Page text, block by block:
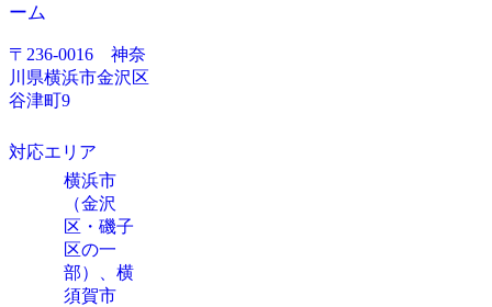
ーム
〒236-0016 神奈
川県横浜市金沢区
谷津町9
対応エリア
横浜市
（金沢
区・磯子
区の一
部）、横
須賀市